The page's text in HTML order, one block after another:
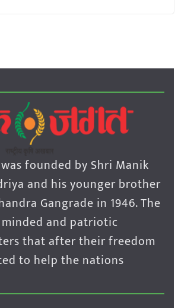
founded by Shri Manik
and his younger brother
Gangrade in 1946. The
and patriotic
that after their freedom
to help the nations